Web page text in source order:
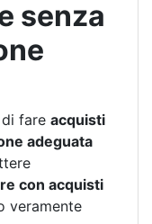
senza
fare acquisti
adeguata
con acquisti
veramente